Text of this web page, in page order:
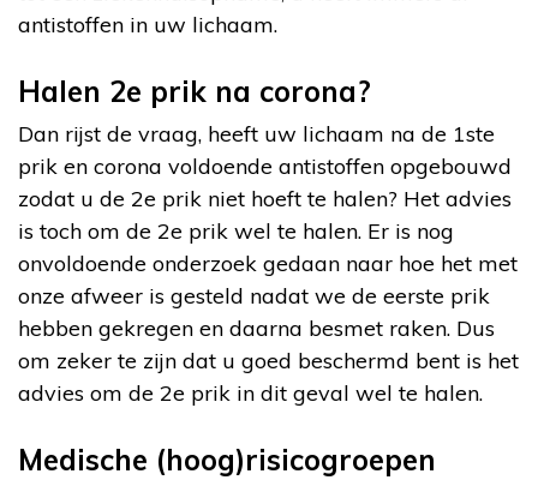
antistoffen in uw lichaam.
Halen 2e prik na corona?
Dan rijst de vraag, heeft uw lichaam na de 1ste
prik en corona voldoende antistoffen opgebouwd
zodat u de 2e prik niet hoeft te halen? Het advies
is toch om de 2e prik wel te halen. Er is nog
onvoldoende onderzoek gedaan naar hoe het met
onze afweer is gesteld nadat we de eerste prik
hebben gekregen en daarna besmet raken. Dus
om zeker te zijn dat u goed beschermd bent is het
advies om de 2e prik in dit geval wel te halen.
Medische (hoog)risicogroepen